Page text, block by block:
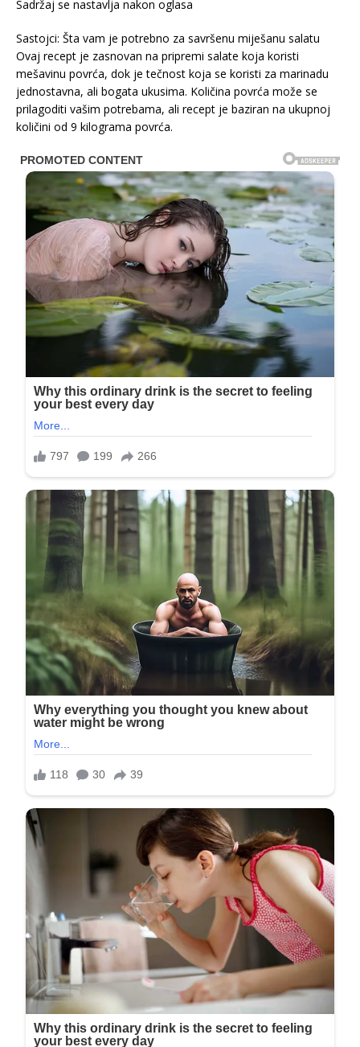
Sadržaj se nastavlja nakon oglasa
Sastojci: Šta vam je potrebno za savršenu miješanu salatu
Ovaj recept je zasnovan na pripremi salate koja koristi
mešavinu povrća, dok je tečnost koja se koristi za marinadu
jednostavna, ali bogata ukusima. Količina povrća može se
prilagoditi vašim potrebama, ali recept je baziran na ukupnoj
količini od 9 kilograma povrća.